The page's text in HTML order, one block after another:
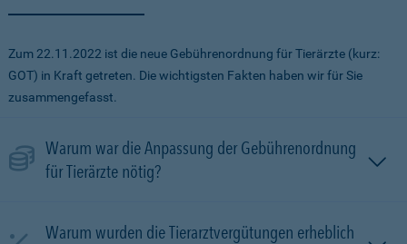
Zum 22.11.2022 ist die neue Gebührenordnung für Tierärzte (kurz:
GOT) in Kraft getreten. Die wichtigsten Fakten haben wir für Sie
zusammengefasst.
Warum war die Anpassung der Gebührenordnung
für Tierärzte nötig?
Warum wurden die Tierarztvergütungen erheblich